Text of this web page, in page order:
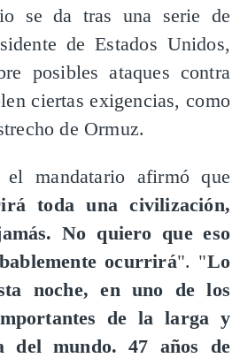
se da tras una serie de
de Estados Unidos,
posibles ataques contra
ciertas exigencias, como
de Ormuz.
mandatario afirmó que
toda una civilización,
No quiero que eso
ocurrirá". "Lo
noche, en uno de los
de la larga y
del mundo. 47 años de